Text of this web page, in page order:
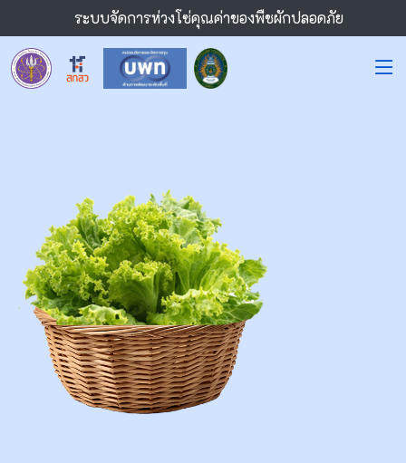
ระบบจัดการห่วงโซ่คุณค่าของพืชผักปลอดภัย